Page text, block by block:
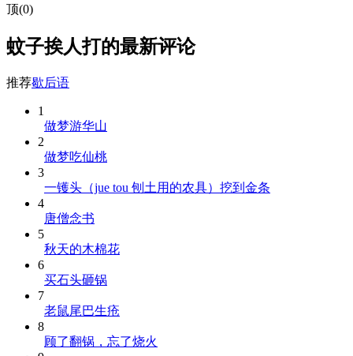
顶(0)
蚊子挨人打的最新评论
推荐歇后语
1
做梦游华山
2
做梦吃仙桃
3
一镬头（jue tou 刨土用的农具）挖到金条
4
唐僧念书
5
秋天的木棉花
6
买石头砸锅
7
老鼠尾巴生疮
8
顾了翻锅，忘了烧火